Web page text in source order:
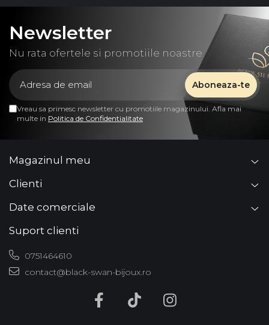
Newsletter
Nu rata ofertele si promotiile noastre
Vreau sa primesc newsletter cu promotiile magazinului. Afla mai
multe in Politica de Confidentialitate
Magazinul meu
Clienti
Date comerciale
Suport clienti
0751464610
contact@black-swan-bijoux.ro